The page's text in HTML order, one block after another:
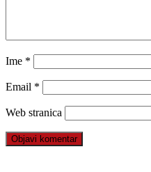
Ime *
Email *
Web stranica